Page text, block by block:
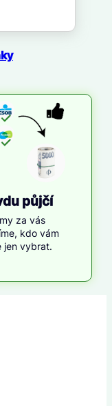
půjčí
za vás
kdo vám
jen vybrat.